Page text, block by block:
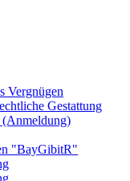
Vergnügen
Gestattung
(Anmeldung)
"BayGibitR"